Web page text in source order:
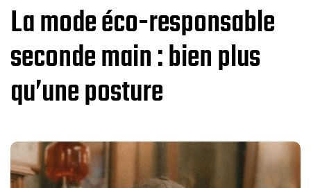
La mode éco-responsable
seconde main : bien plus
qu’une posture